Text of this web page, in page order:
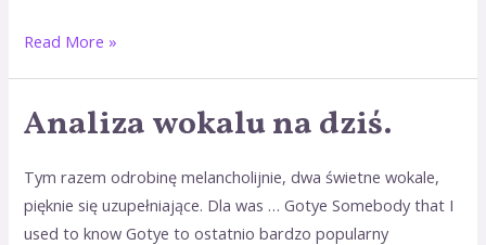
Read More »
Analiza wokalu na dziś.
Tym razem odrobinę melancholijnie, dwa świetne wokale,
pięknie się uzupełniające. Dla was … Gotye Somebody that I
used to know Gotye to ostatnio bardzo popularny
Analiza
na
dziś.